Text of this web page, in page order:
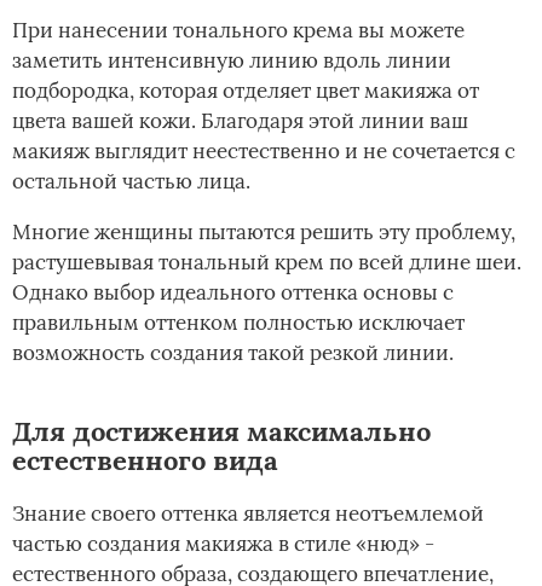
При нанесении тонального крема вы можете
заметить интенсивную линию вдоль линии
подбородка, которая отделяет цвет макияжа от
цвета вашей кожи. Благодаря этой линии ваш
макияж выглядит неестественно и не сочетается с
остальной частью лица.
Многие женщины пытаются решить эту проблему,
растушевывая тональный крем по всей длине шеи.
Однако выбор идеального оттенка основы с
правильным оттенком полностью исключает
возможность создания такой резкой линии.
Для достижения максимально
естественного вида
Знание своего оттенка является неотъемлемой
частью создания макияжа в стиле «нюд» -
естественного образа, создающего впечатление,